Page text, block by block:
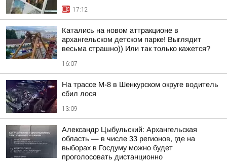
17:12
Катались на новом аттракционе в
архангельском детском парке! Выглядит
весьма страшно)) Или так только кажется?
16:07
На трассе М-8 в Шенкурском округе водитель
сбил лося
13:09
Александр Цыбульский: Архангельская
область — в числе 33 регионов, где на
выборах в Госдуму можно будет
проголосовать дистанционно